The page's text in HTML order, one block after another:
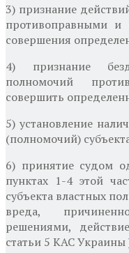
3) признание
противоправными и
совершения
4) признание
полномочий
совершить
5) установление
(полномочий)
6) принятие судом
пунктах 1-4 этой
субъекта властных
вреда,
решениями,
статьи 5 КАС Украины